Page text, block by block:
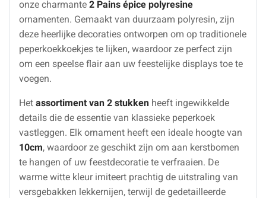
onze charmante 2 Pains épice polyresine
ornamenten. Gemaakt van duurzaam polyresin, zijn
deze heerlijke decoraties ontworpen om op traditionele
peperkoekkoekjes te lijken, waardoor ze perfect zijn
om een speelse flair aan uw feestelijke displays toe te
voegen.
Het assortiment van 2 stukken heeft ingewikkelde
details die de essentie van klassieke peperkoek
vastleggen. Elk ornament heeft een ideale hoogte van
10cm, waardoor ze geschikt zijn om aan kerstbomen
te hangen of uw feestdecoratie te verfraaien. De
warme witte kleur imiteert prachtig de uitstraling van
versgebakken lekkernijen, terwijl de gedetailleerde